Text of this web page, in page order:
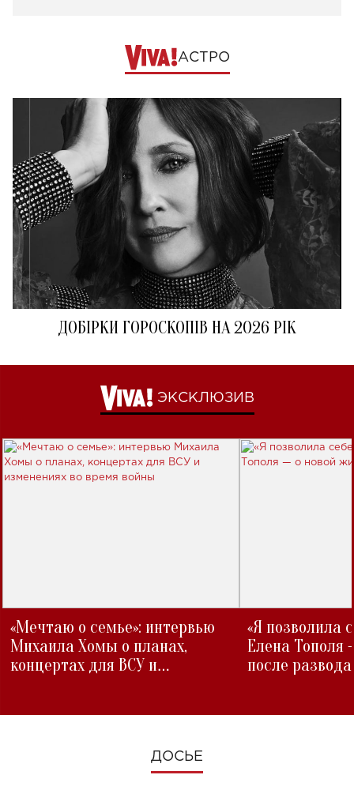
АСТРО
ДОБІРКИ ГОРОСКОПІВ НА 2026 РІК
ЭКСКЛЮЗИВ
«Мечтаю о семье»: интервью
Михаила Хомы о планах,
концертах для ВСУ и
«Я позволила
Елена Тополя
после развода
ДОСЬЕ